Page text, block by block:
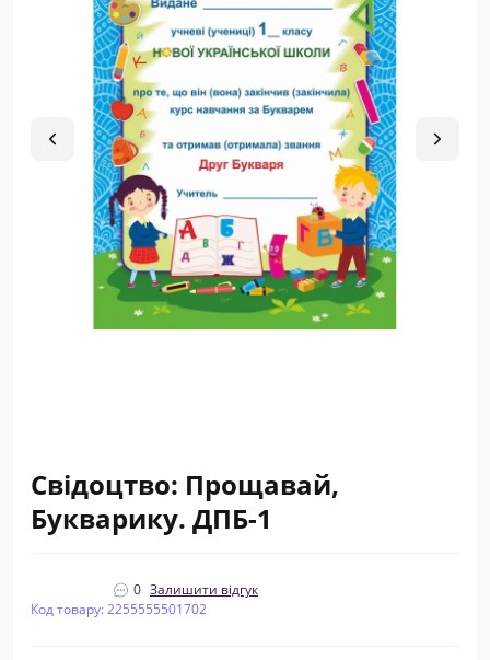
Свідоцтво: Прощавай,
Букварику. ДПБ-1
0 Залишити відгук
Код товару: 2255555501702